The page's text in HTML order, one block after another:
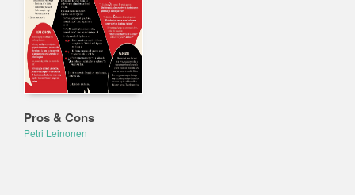
Pros & Cons
Petri Leinonen